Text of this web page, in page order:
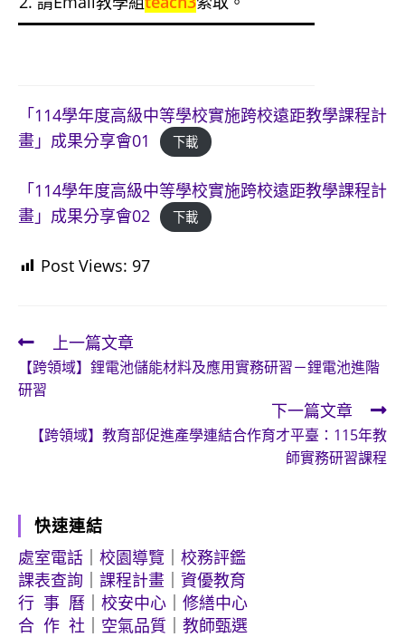
「114學年度高級中等學校實施跨校遠距教學課程計
畫」成果分享會01
下載
「114學年度高級中等學校實施跨校遠距教學課程計
畫」成果分享會02
下載
Post Views: 97
Read
more
articles
上一篇文章
【跨領域】鋰電池儲能材料及應用實務研習－鋰電池進階
研習
下一篇文章
【跨領域】教育部促進產學連結合作育才平臺：115年教
師實務研習課程
快速連結
處室電話
校園導覽
校務評鑑
課表查詢
課程計畫
資優教育
行 事 曆
校安中心
修繕中心
合 作 社
空氣品質 教師甄選